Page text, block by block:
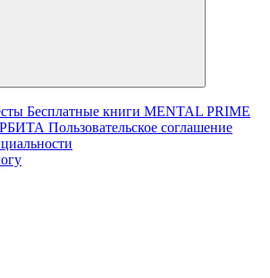
Бесплатные книги MENTAL PRIME
Пользовательское соглашение